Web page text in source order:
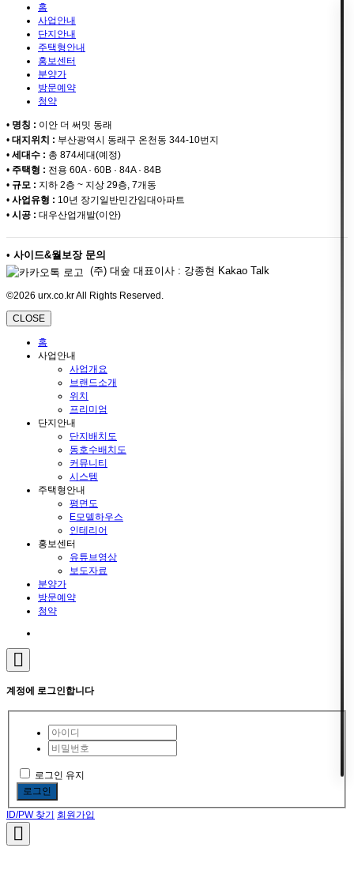
홈
사업안내
단지안내
주택형안내
홍보센터
분양가
방문예약
청약
• 명칭 : 이안 더 써밋 동래
• 대지위치 : 부산광역시 동래구 온천동 344-10번지
• 세대수 : 총 874세대(예정)
• 주택형 : 전용 60A · 60B · 84A · 84B
• 규모 : 지하 2층 ~ 지상 29층, 7개동
• 사업유형 : 10년 장기일반민간임대아파트
• 시공 : 대우산업개발(이안)
• 사이드&월보장 문의
(주) 대숲 대표이사 : 강종현 Kakao Talk
©2026 urx.co.kr All Rights Reserved.
CLOSE
홈
사업안내
사업개요
브랜드소개
위치
프리미엄
단지안내
단지배치도
동호수배치도
커뮤니티
시스템
주택형안내
평면도
E모델하우스
인테리어
홍보센터
유튜브영상
보도자료
분양가
방문예약
청약
계정에 로그인합니다
로그인 유지
로그인
ID/PW 찾기 회원가입